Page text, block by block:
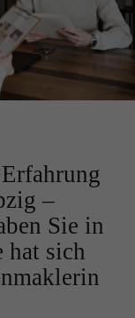
–
Sie in
hat sich